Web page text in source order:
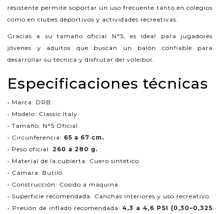
resistente permite soportar un uso frecuente tanto en colegios
como en clubes deportivos y actividades recreativas.
Gracias a su tamaño oficial N°5, es ideal para jugadores
jóvenes y adultos que buscan un balón confiable para
desarrollar su técnica y disfrutar del voleibol.
Especificaciones técnicas
• Marca: DRB.
• Modelo: Classic Italy.
• Tamaño: N°5 Oficial.
• Circunferencia: 65 a 67 cm.
• Peso oficial: 260 a 280 g.
• Material de la cubierta: Cuero sintético.
• Cámara: Butilo.
• Construcción: Cosido a máquina.
• Superficie recomendada: Canchas interiores y uso recreativo.
• Presión de inflado recomendada:4,3 a 4,6 PSI (0,30–0,325